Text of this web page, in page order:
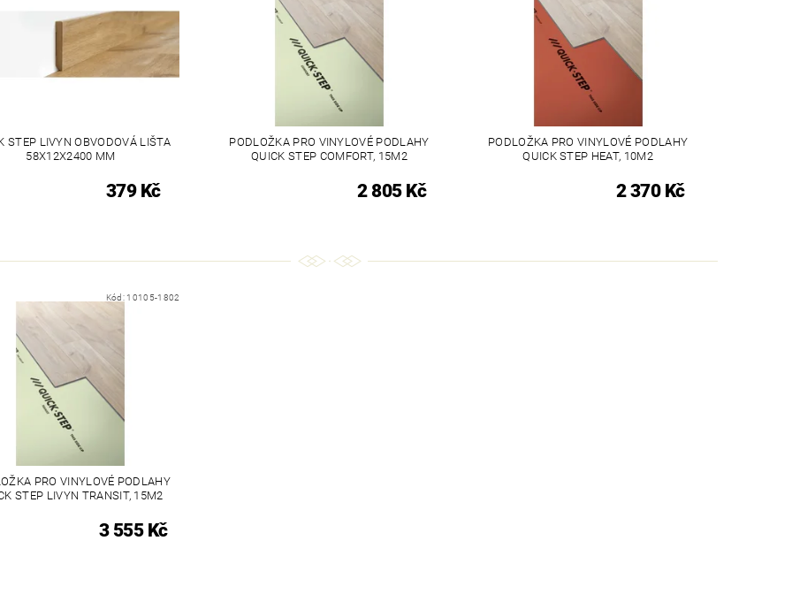
STEP LIVYN OBVODOVÁ LIŠTA
58X12X2400 MM
379 Kč
PODLOŽKA PRO VINYLOVÉ PODLAHY
QUICK STEP COMFORT, 15M2
2 805 Kč
PODLOŽKA PRO VINYLOVÉ PODLAHY
QUICK STEP HEAT, 10M2
2 370 Kč
Kód: 10105-1802
PRO VINYLOVÉ PODLAHY
STEP LIVYN TRANSIT, 15M2
3 555 Kč